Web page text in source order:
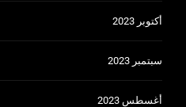
أكتوبر 2023
سبتمبر 2023
أغسطس 2023